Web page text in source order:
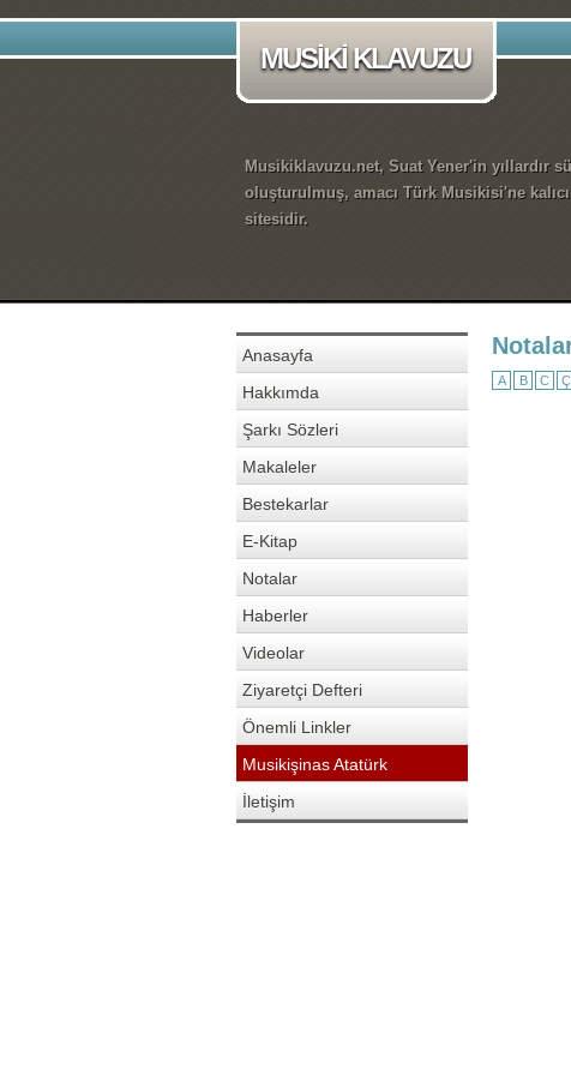
MUSİKİ KLAVUZU
Musikiklavuzu.net, Suat Yener'in yıllardır
oluşturulmuş, amacı Türk Musikisi'ne
sitesidir.
Anasayfa
Hakkımda
Şarkı Sözleri
Makaleler
Bestekarlar
E-Kitap
Notalar
Haberler
Videolar
Ziyaretçi Defteri
Önemli Linkler
Musikişinas Atatürk
İletişim
A B C Ç